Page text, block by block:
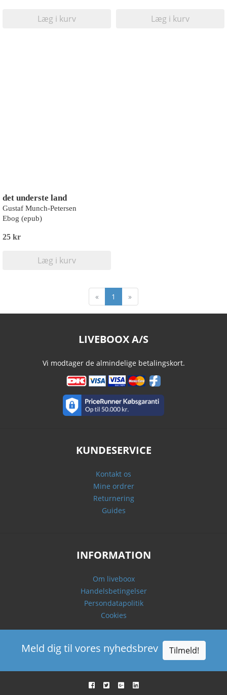
Læg i kurv Læg i kurv
det underste land
Gustaf Munch-Petersen
Ebog (epub)
25 kr
Læg i kurv
« 1 »
LIVEBOOX A/S
Vi modtager de almindelige betalingskort.
KUNDESERVICE
Kontakt os
Mine ordrer
Returnering
Guides
INFORMATION
Om liveboox
Handelsbetingelser
Persondatapolitik
Cookies
Meld dig til vores nyhedsbrev Tilmeld!